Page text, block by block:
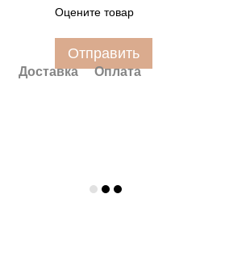
Оцените товар
Отправить
Доставка Оплата